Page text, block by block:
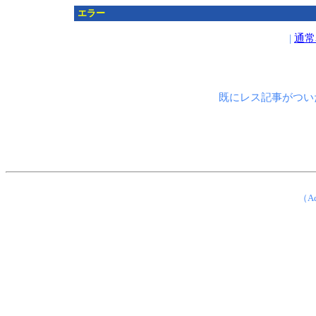
エラー
| 通
既にレス記事がつ
（